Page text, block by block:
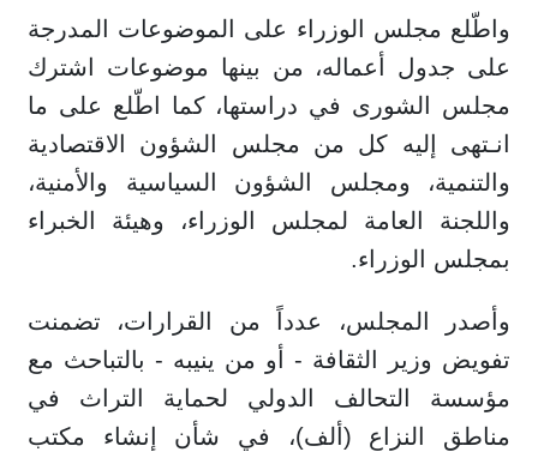
واطّلع مجلس الوزراء على الموضوعات المدرجة
على جدول أعماله، من بينها موضوعات اشترك
مجلس الشورى في دراستها، كما اطّلع على ما
انـتهى إليه كل من مجلس الشؤون الاقتصادية
والتنمية، ومجلس الشؤون السياسية والأمنية،
واللجنة العامة لمجلس الوزراء، وهيئة الخبراء
بمجلس الوزراء.
وأصدر المجلس، عدداً من القرارات، تضمنت
تفويض وزير الثقافة - أو من ينيبه - بالتباحث مع
مؤسسة التحالف الدولي لحماية التراث في
مناطق النزاع (ألف)، في شأن إنشاء مكتب